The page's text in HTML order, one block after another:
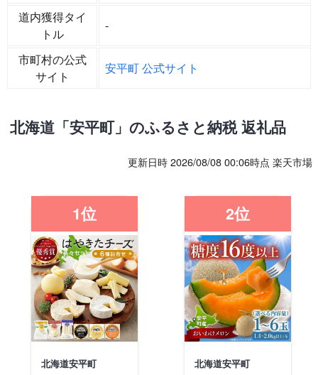
道内獲得タイ
トル
-
市町村の公式
サイト
安平町 公式サイト
北海道「安平町」のふるさと納税 返礼品
更新日時 2026/08/08 00:06時点 楽天市場
1位
北海道安平町
2位
北海道安平町